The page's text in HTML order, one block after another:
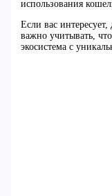
использования
Если вас
важно учитывать,
экосистема с